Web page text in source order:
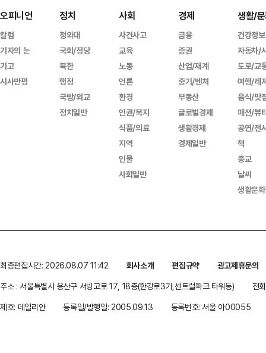
오피니언
칼럼
기자의 눈
기고
시사만평
정치
청와대
국회/정당
북한
행정
국방/외교
정치일반
사회
사건사고
교육
노동
언론
환경
인권/복지
식품/의료
지역
인물
사회일반
경제
금융
증권
산업/재계
중기/벤처
부동산
글로벌경제
생활경제
경제일반
생활/
건강정보
자동차/
도로/교
여행/레
음식/맛
패션/뷰
공연/전
책
종교
날씨
생활문
최종편집시간: 2026.08.07 11:42 회사소개 편집규약
광고제휴문의
주소 : 서울특별시 용산구 서빙고로 17, 18층(한강로3가,센트럴파크 타워동)
전
제호: 데일리안
등록일/발행일: 2005.09.13 등록번호: 서울 아00055